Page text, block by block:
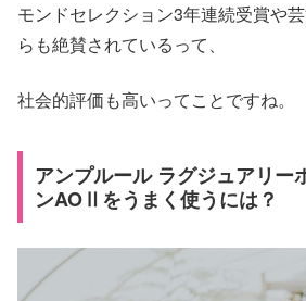
モンドセレクション3年連続受賞や
らも絶賛されているって、
社会的評価も高いってことですね。
アンプルール ラグジュアリー
ンAOⅡをうまく使うには？